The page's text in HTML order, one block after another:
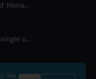
Filem Seram 'Chilled' Menang Anugerah Penonton di Festival Fantasia
yagitaro. keluarkan single original sulung 'Aria.' bersama Suda Keina
like